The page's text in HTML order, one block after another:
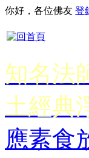
你好，各位佛友 登
知名法
土經典
應素食